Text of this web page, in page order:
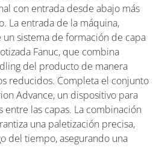
con entrada desde abajo más
La entrada de la máquina,
sistema de formación de capa
Fanuc, que combina
del producto de manera
reducidos. Completa el conjunto
Advance, un dispositivo para
entre las capas. La combinación
una paletización precisa,
del tiempo, asegurando una